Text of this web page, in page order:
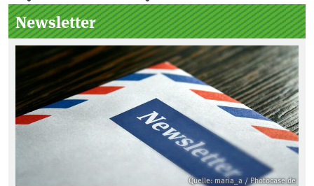
Seitenleiste
Newsletter
Quelle: maria_a / Photocase.de